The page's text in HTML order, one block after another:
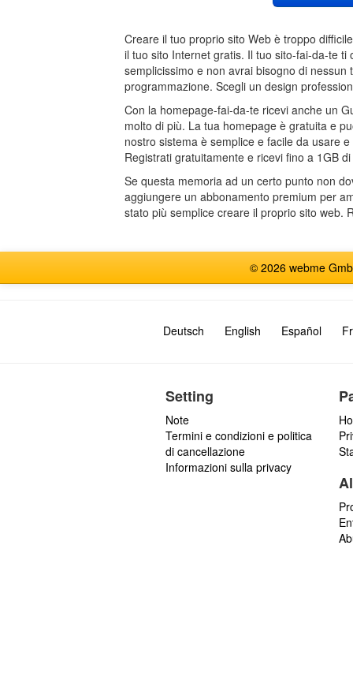
Creare il tuo proprio sito Web è troppo
il tuo sito Internet gratis. Il tuo sito-fai-da-te
semplicissimo e non avrai bisogno di
programmazione. Scegli un design
Con la homepage-fai-da-te ricevi anche un
molto di più. La tua homepage è gratuita e
nostro sistema è semplice e facile da usare
Registrati gratuitamente e ricevi fino a 1GB
Se questa memoria ad un certo punto non
aggiungere un abbonamento premium per
stato più semplice creare il proprio sito web.
© 2026 webme
Deutsch English Español
Setting
Note
Termini e condizioni e politica
di cancellazione
Informazioni sulla privacy